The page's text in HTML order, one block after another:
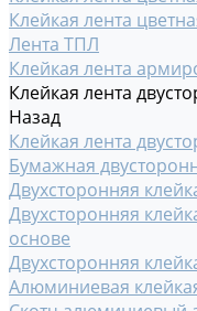
Клейкая лента
Лента ТПЛ
Клейкая лента
Клейкая лента
Назад
Клейкая лента
Бумажная
Двухсторонняя
Двухсторонняя
основе
Двухсторонняя
Алюминиевая